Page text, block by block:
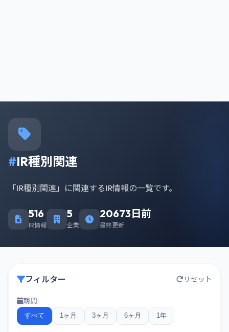
#IR種別関連
「IR種別関連」に関連するIR情報の一覧です。
516
IR情報
5
企業
20673日前
最終更新
フィルター リセット
期間:
すべて 1ヶ月 3ヶ月 6ヶ月 1年